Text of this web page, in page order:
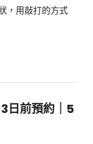
，用敲打的方式
3日前預約｜5